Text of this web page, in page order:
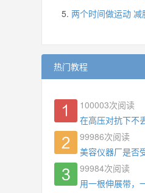
两个时间做运动
热门教程
100003次阅读
在高压对抗下不
99986次阅读
美容仪器厂是否
99984次阅读
用一根伸展带，